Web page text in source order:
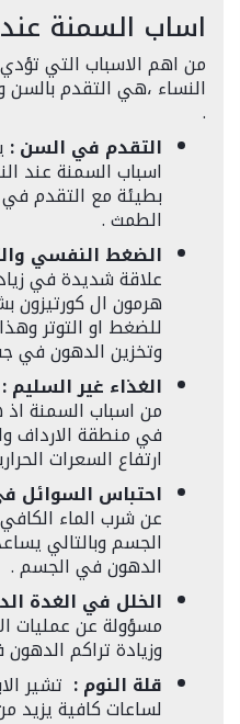
اساب السمنة
من اهم الاسباب التي
النساء ،هي التقدم بالسن
.
التقدم في السن:
اسباب السمنة عند
بطيئة مع التقدم
الطمث.
الضغط النفسي
علاقة شديدة في
هرمون ال كورتيزون
للضغط او التوتر
وتخزين الدهون في
الغذاء غير السليم :
من اسباب السمنة
في منطقة الارداف
ارتفاع السعرات
احتباس السوائل
عن شرب الماء
الجسم وبالتالي
الدهون في الجسم.
الخلل في الغدة
مسؤولة عن عمليات
وزيادة تراكم
قلة النوم : تشير
لساعات كافية يزيد